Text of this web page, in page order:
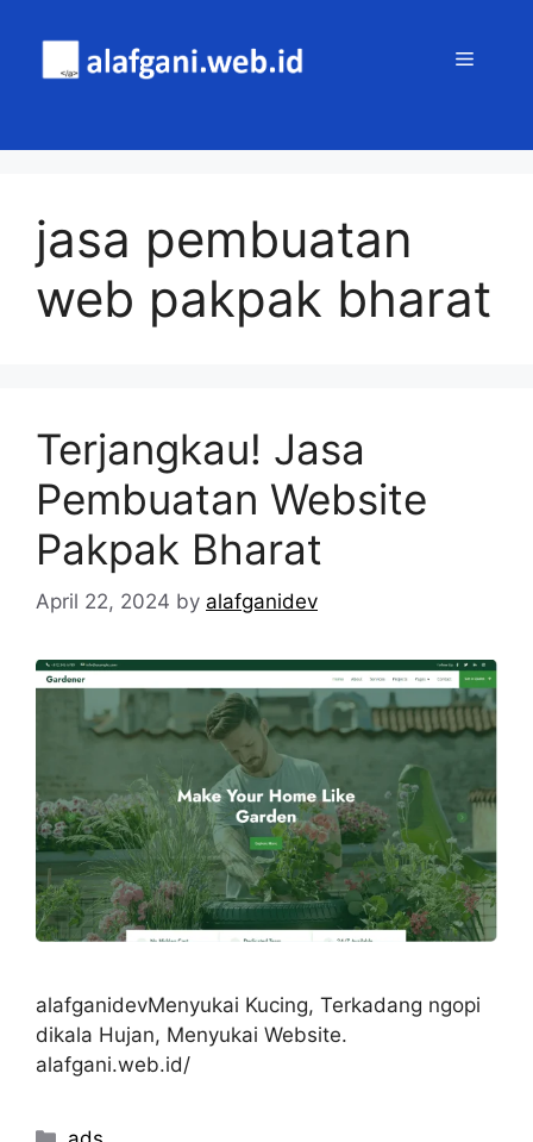
content
MENU
jasa pembuatan
web pakpak bharat
Terjangkau! Jasa
Pembuatan Website
Pakpak Bharat
April 22, 2024 by alafganidev
alafganidevMenyukai Kucing, Terkadang ngopi
dikala Hujan, Menyukai Website.
alafgani.web.id/
Categories